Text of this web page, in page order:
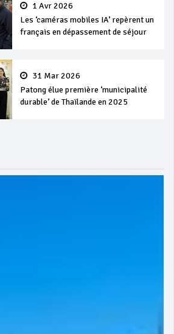
1 Avr 2026
Les ‘caméras mobiles IA’ repèrent un
français en dépassement de séjour
31 Mar 2026
Patong élue première ‘municipalité
durable’ de Thaïlande en 2025